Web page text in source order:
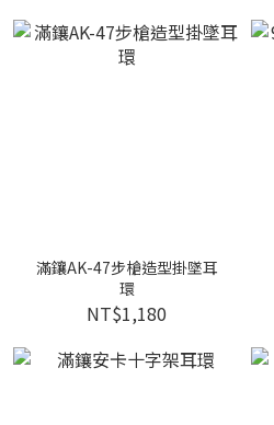
滿鑲AK-47步槍造型掛墜耳
環
NT$1,180